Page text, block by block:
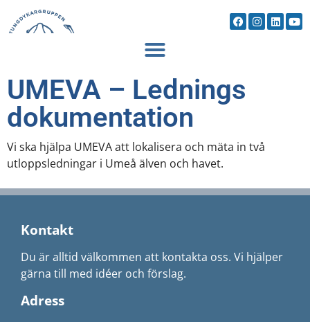
UMEVA – Lednings
dokumentation
Vi ska hjälpa UMEVA att lokalisera och mäta in två
utloppsledningar i Umeå älven och havet.
Kontakt
Du är alltid välkommen att kontakta oss. Vi hjälper
gärna till med idéer och förslag.
Adress